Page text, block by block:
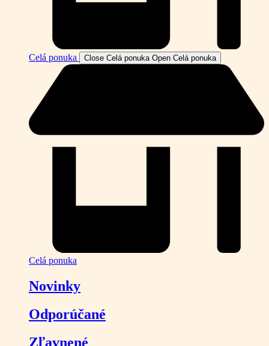
Celá ponuka Close Celá ponuka Open Celá ponuka
Celá ponuka
Novinky
Odporúčané
Zľavnené